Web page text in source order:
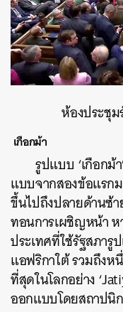
ห้องประชุ
เกือกม้า
รูปแบบ ‘เกือกม้
แบบจากสองข้อแรก
ขึ้นไปถึงปลายด้านซ้
ทอนการเผชิญหน้า
ประเทศที่ใช้รัฐสภารู
แอฟริกาใต้ รวมถึงห
ที่สุดในโลกอย่าง
ออกแบบโดยสถาปนิ